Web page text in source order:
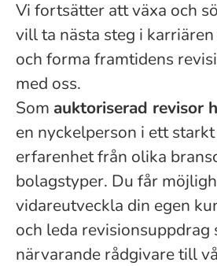
Vi fortsätter att växa och
vill ta nästa steg i
och forma framtidens
med oss.
Som auktoriserad revisor
en nyckelperson i ett
erfarenhet från olika
bolagstyper. Du får
vidareutveckla din egen
och leda revisionsuppdrag
närvarande rådgivare till